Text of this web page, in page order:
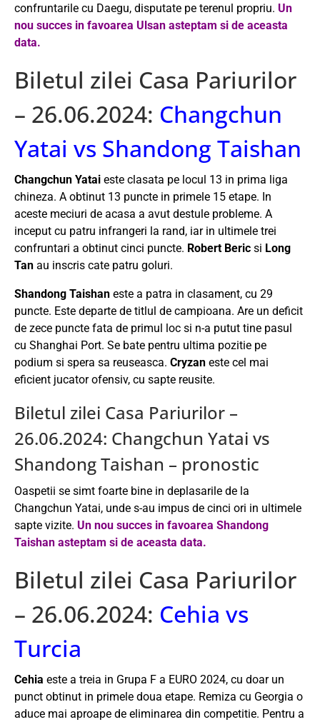
confruntarile cu Daegu, disputate pe terenul propriu. Un
nou succes in favoarea Ulsan asteptam si de aceasta
data.
Biletul zilei Casa Pariurilor
– 26.06.2024: Changchun
Yatai vs Shandong Taishan
Changchun Yatai este clasata pe locul 13 in prima liga
chineza. A obtinut 13 puncte in primele 15 etape. In
aceste meciuri de acasa a avut destule probleme. A
inceput cu patru infrangeri la rand, iar in ultimele trei
confruntari a obtinut cinci puncte. Robert Beric si Long
Tan au inscris cate patru goluri.
Shandong Taishan este a patra in clasament, cu 29
puncte. Este departe de titlul de campioana. Are un deficit
de zece puncte fata de primul loc si n-a putut tine pasul
cu Shanghai Port. Se bate pentru ultima pozitie pe
podium si spera sa reuseasca. Cryzan este cel mai
eficient jucator ofensiv, cu sapte reusite.
Biletul zilei Casa Pariurilor –
26.06.2024: Changchun Yatai vs
Shandong Taishan – pronostic
Oaspetii se simt foarte bine in deplasarile de la
Changchun Yatai, unde s-au impus de cinci ori in ultimele
sapte vizite. Un nou succes in favoarea Shandong
Taishan asteptam si de aceasta data.
Biletul zilei Casa Pariurilor
– 26.06.2024: Cehia vs
Turcia
Cehia este a treia in Grupa F a EURO 2024, cu doar un
punct obtinut in primele doua etape. Remiza cu Georgia o
aduce mai aproape de eliminarea din competitie. Pentru a